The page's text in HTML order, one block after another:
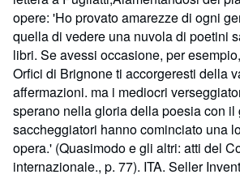
opere: 'Ho provato amarezze di ogni
quella di vedere una nuvola di poetini
libri. Se avessi occasione, per
Orfici di Brignone ti accorgeresti della
affermazioni. ma i mediocri
sperano nella gloria della poesia con il
saccheggiatori hanno cominciato una
opera.' (Quasimodo e gli altri: atti del
internazionale., p. 77). ITA. Seller